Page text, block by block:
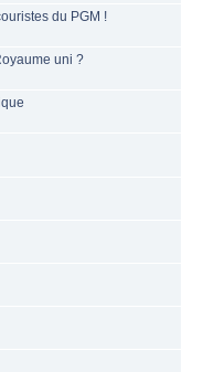
du PGM !
uni ?